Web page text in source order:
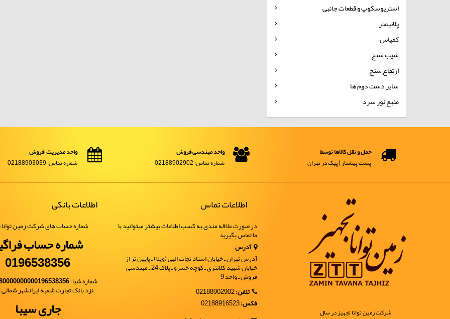
استریوسکوپ و قطعات جانبی
پلانیمتر
کمپاس
شیب سنج
ارتفاع سنج
سایر دست دوم ها
منبع نور سرد
حمل و نقل کالاها توسط
پست پیشتاز | پیک در تهران
واحد مهندسی فروش
شماره تماس: 02188902902
واحد مدیریت فروش
شماره تماس: 02188903039
شرکت زمین توانا تجهیز در سال
اطلاعات تماس
در صورت علاقه مندی به کسب اطلاعات بیشتر میتوانید با
ما تماس بگیرید
آدرس
آدرس تهران ـ خیابان استاد نجات الهی (ویلا) ـ پایین تر از
خیابان شهید کلانتری ـ کوچه خسرو ـ پلاک 24 ـ مهندسی
فروش ـ واحد 9
تلفن:02188902902
فکس:02188916523
اطلاعات بانکی
شماره حساب های شرکت زمین توانا
شماره حساب
0196538356
شماره شبا:
نزد بانک تجارت شعبه ایرانشهر شمالی
جاری سیبا